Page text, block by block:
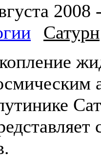
2008
Сатурн